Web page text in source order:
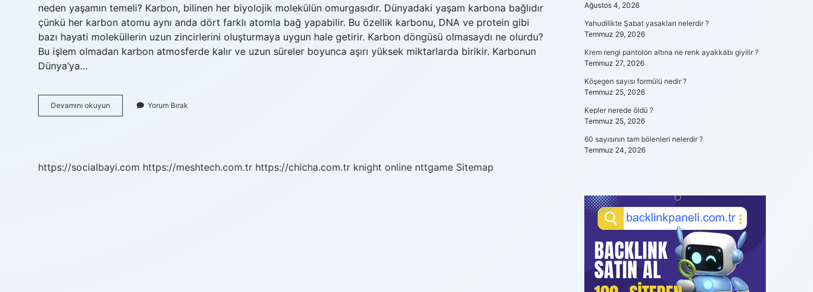
neden yaşamın temeli? Karbon, bilinen her biyolojik molekülün omurgasıdır. Dünyadaki yaşam karbona bağlıdır
çünkü her karbon atomu aynı anda dört farklı atomla bağ yapabilir. Bu özellik karbonu, DNA ve protein gibi
bazı hayati moleküllerin uzun zincirlerini oluşturmaya uygun hale getirir. Karbon döngüsü olmasaydı ne olurdu?
Bu işlem olmadan karbon atmosferde kalır ve uzun süreler boyunca aşırı yüksek miktarlarda birikir. Karbonun
Dünya’ya…
Devamını okuyun
Olmasaydı
Yorum Bırak
https://socialbayi.com https://meshtech.com.tr https://chicha.com.tr knight online nttgame Sitemap
Ağustos 4, 2026
Yahudilikte Şabat yasakları nelerdir ?
Temmuz 29, 2026
Krem rengi pantolon altına ne renk ayakkabı giyilir ?
Temmuz 27, 2026
Köşegen sayısı formülü nedir ?
Temmuz 25, 2026
Kepler nerede öldü ?
Temmuz 25, 2026
60 sayısının tam bölenleri nelerdir ?
Temmuz 24, 2026